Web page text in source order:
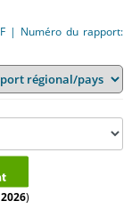
| Numéro du rapport:
)